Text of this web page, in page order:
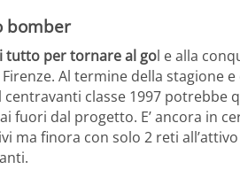
bomber
tutto per tornare al gol e alla
Al termine della stagione e
classe 1997 potrebbe
fuori dal progetto. E’ ancora in
ma finora con solo 2 reti